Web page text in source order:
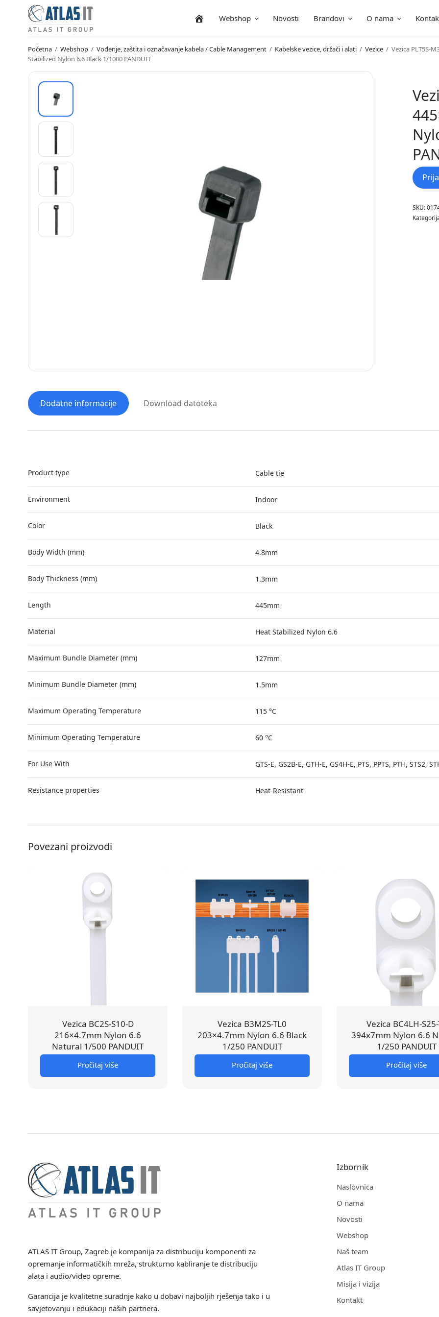
NaslovnicaWebshop Novosti Brandovi O nama
Početna / Webshop / Vođenje, zaštita i označavanje kabela / Cable Management / Kabelske vezice, držači i alati / Vezice / Vezica PLT5S-
Stabilized Nylon 6.6 Black 1/1000 PANDUIT
SKU:
Dodatne informacije Download datoteka
Product type Cable tie
Environment Indoor
Color Black
Body Width (mm) 4.8mm
Body Thickness (mm) 1.3mm
Length 445mm
Material Heat Stabilized Nylon 6.6
Maximum Bundle Diameter (mm) 127mm
Minimum Bundle Diameter (mm) 1.5mm
Maximum Operating Temperature 115 °C
Minimum Operating Temperature 60 °C
For Use With GTS-E, GS2B-E, GTH-E, GS4H-E, PTS, PPTS, PTH, STS2,
Resistance properties Heat-Resistant
Povezani proizvodi
Vezica BC2S-S10-D
216×4.7mm Nylon 6.6
Natural 1/500 PANDUIT
Pročitaj više
Vezica B3M2S-TL0
203×4.7mm Nylon 6.6 Black
1/250 PANDUIT
Pročitaj više
Vezica BC4LH-
394x7mm Nylon 6.6
1/250 PANDUIT
Pročitaj više
ATLAS IT Group, Zagreb je kompanija za distribuciju komponenti za
opremanje informatičkih mreža, strukturno kabliranje te distribuciju
alata i audio/video opreme.
Garancija je kvalitetne suradnje kako u dobavi najboljih rješenja tako i u
savjetovanju i edukaciji naših partnera.
Izbornik
Naslovnica
O nama
Novosti
Webshop
Naš team
Atlas IT Group
Misija i vizija
Kontakt